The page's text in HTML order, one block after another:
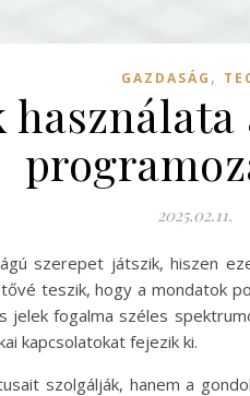
GAZDASÁG ,
2025.02.11.
szerepet játszik, hiszen
teszik, hogy a mondatok
jelek fogalma széles
kapcsolatokat fejezik ki.
szolgálják, hanem a